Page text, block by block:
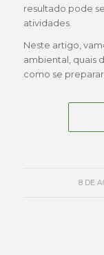
resultado pode
atividades.
Neste artigo,
ambiental, quais
como se
8 DE